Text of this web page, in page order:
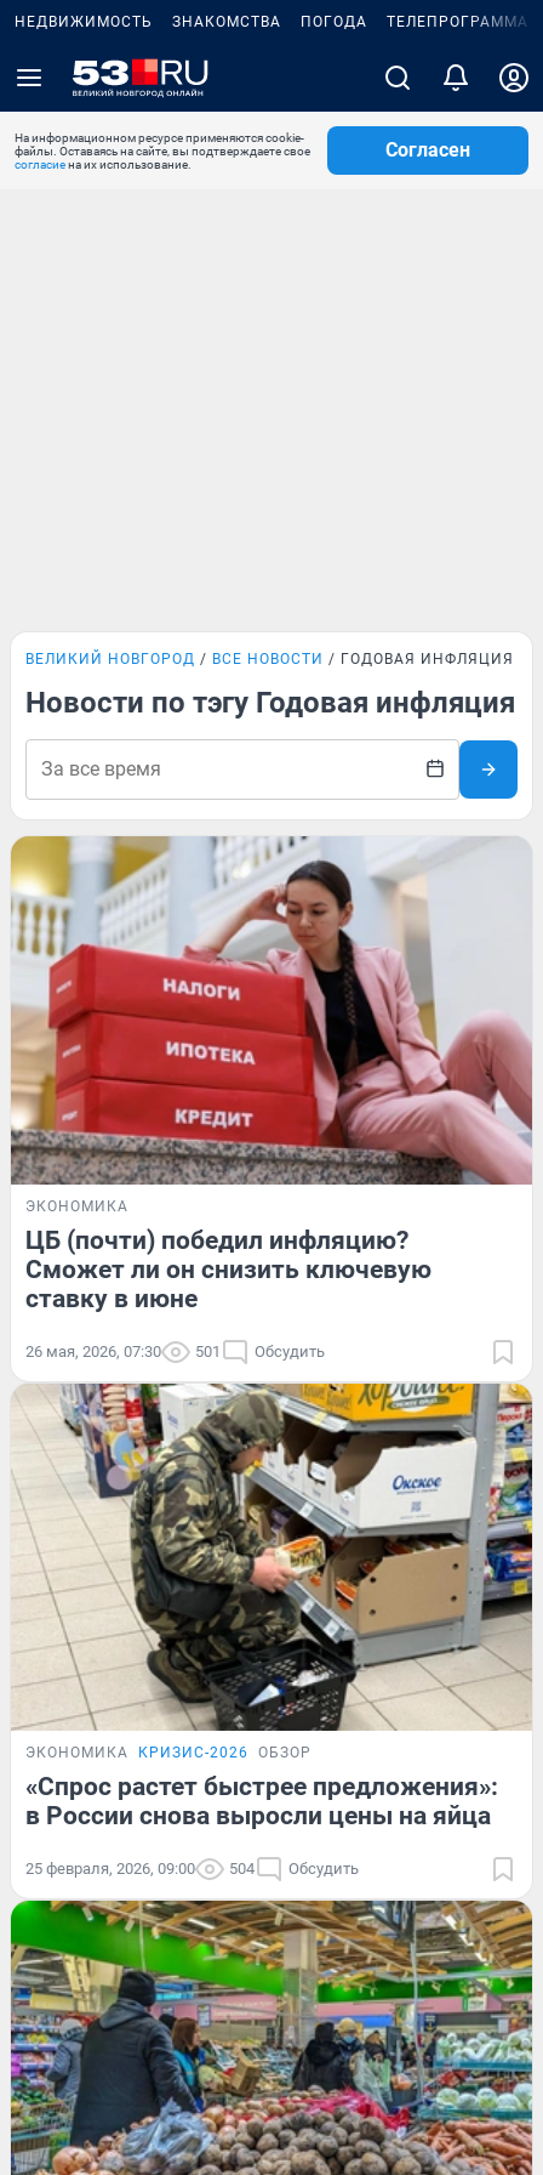
НЕДВИЖИМОСТЬ ЗНАКОМСТВА ПОГОДА ТЕЛЕПРОГРАММА
На информационном ресурсе применяются cookie-
файлы. Оставаясь на сайте, вы подтверждаете свое
согласиена их использование.
Согласен
ВЕЛИКИЙ НОВГОРОД ВСЕ НОВОСТИ ГОДОВАЯ ИНФЛЯЦИЯ
Новости по тэгу Годовая инфляция
ЭКОНОМИКА
ЦБ (почти) победил инфляцию?
Сможет ли он снизить ключевую
ставку в июне
26 мая, 2026, 07:30 501 Обсудить
ЭКОНОМИКА КРИЗИС-2026 ОБЗОР
«Спрос растет быстрее предложения»:
в России снова выросли цены на яйца
25 февраля, 2026, 09:00 504 Обсудить